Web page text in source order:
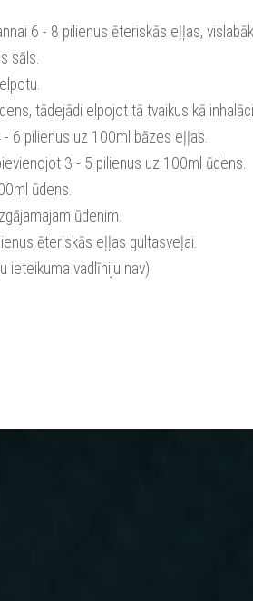
6 - 8 pilienus ēteriskās eļļas,
sāls.
tādejādi elpojot tā tvaikus kā
6 pilienus uz 100ml bāzes eļļas.
3 - 5 pilienus uz 100ml ūdens.
ūdens.
ūdenim.
ēteriskās eļļas gultasveļai.
vadlīniju nav).